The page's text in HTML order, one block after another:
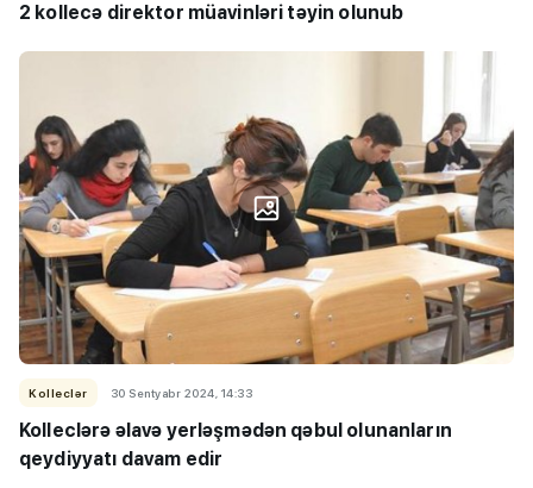
2 kollecə direktor müavinləri təyin olunub
Kolleclər 30 Sentyabr 2024, 14:33
Kolleclərə əlavə yerləşmədən qəbul olunanların
qeydiyyatı davam edir